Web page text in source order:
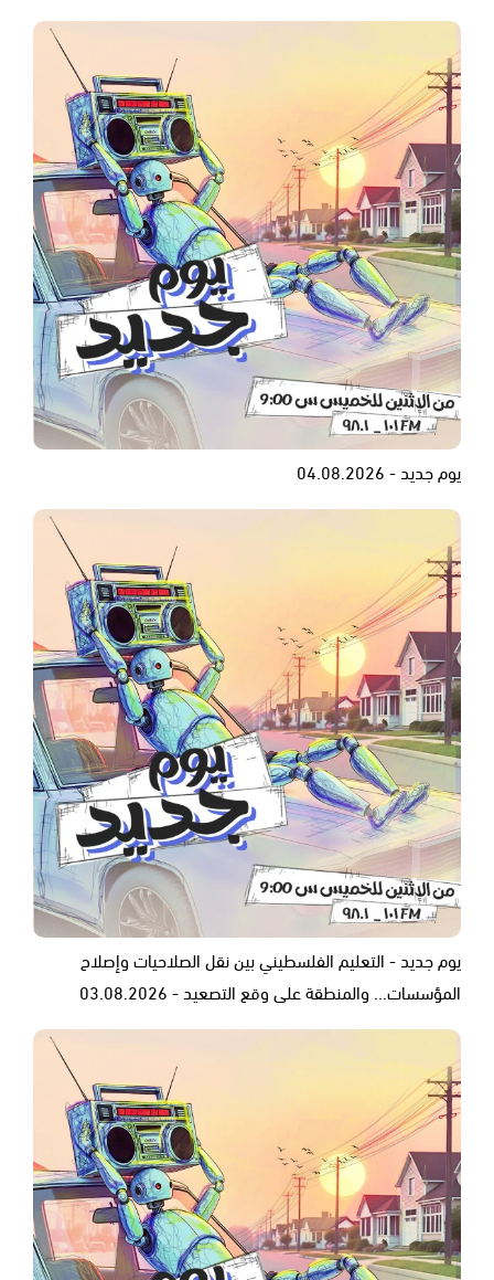
يوم جديد - 04.08.2026
يوم جديد - التعليم الفلسطيني بين نقل الصلاحيات وإصلاح
المؤسسات... والمنطقة على وقع التصعيد - 03.08.2026